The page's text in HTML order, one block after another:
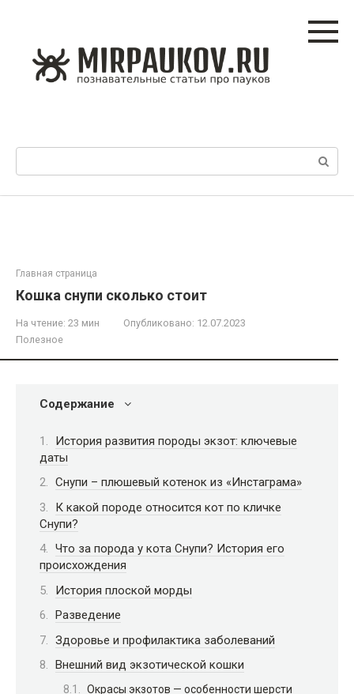
Главная страница
Кошка снупи сколько стоит
На чтение: 23 мин Опубликовано: 12.07.2023
Полезное
Содержание
История развития породы экзот: ключевые
даты
Снупи – плюшевый котенок из «Инстаграма»
К какой породе относится кот по кличке
Снупи?
Что за порода у кота Снупи? История его
происхождения
История плоской морды
Разведение
Здоровье и профилактика заболеваний
Внешний вид экзотической кошки
Окрасы экзотов — особенности шерсти